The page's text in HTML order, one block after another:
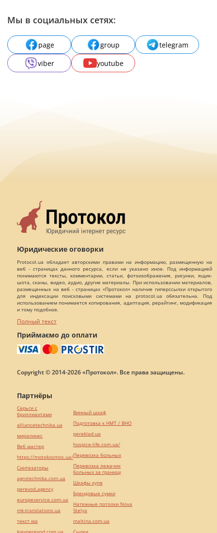
Мы в социальных сетях:
page group
telegram
viber
youtube
Юридические оговорки
Protocol.ua обладает авторскими правами на информацию, размещенную на
веб - страницах данного ресурса, если не указано иное. Под информацией
понимаются тексты, комментарии, статьи, фотоизображения, рисунки, ящик-
шота, сканы, видео, аудио, другие материалы. При использовании материалов,
размещенных на веб - страницах «Протокол» наличие гиперссылки открытого
для индексации поисковыми системами на protocol.ua обязательна. Под
использованием понимается копирования, адаптация, рерайтинг, модификация
и тому подобное.
Полный текст
Приймаємо до оплати
Copyright © 2014-2026 «Протокол». Все права защищены.
Партнёры
Серьги с
бриллиантами
alliancetechnika.ua
миралинкс
Веб мастер
https://motokosmos.ua/
Синтезаторы
agrotechnika.com.ua
perevod.agency
europeservice.com.ua
mk-translations.ua
текст юа
kievperevod.com.ua
Винный шкаф
Подготовка к НМТ / ВНО
pereklad.ua
hospice-life.com.ua/
Перевозка больных
Перевозка лежачих
больных за границу
Шкафы купе
Брендовые сумки
Натяжные потолки Nova
Stelya
maltina.com.ua
Cылки